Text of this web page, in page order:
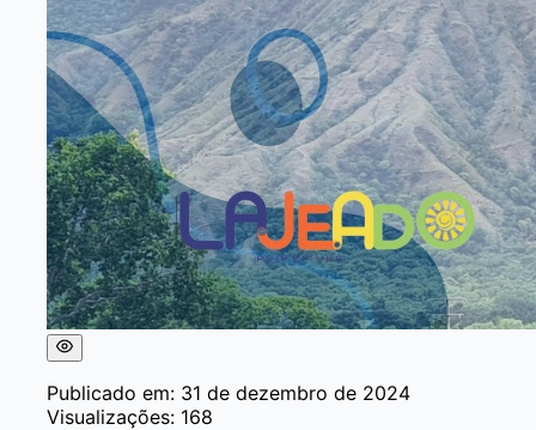
Publicado em: 31 de dezembro de 2024
Visualizações: 168